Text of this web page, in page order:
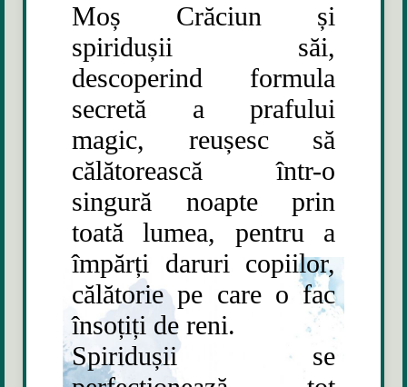
Moș Crăciun și
spiridușii săi,
descoperind formula
secretă a prafului
magic, reușesc să
călătorească într-o
singură noapte prin
toată lumea, pentru a
împărți daruri copiilor,
călătorie pe care o fac
însoțiți de reni.
Spiridușii se